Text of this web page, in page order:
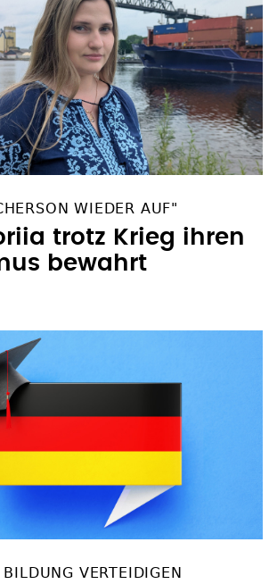
WIEDER AUF"
trotz Krieg ihren
bewahrt
VERTEIDIGEN